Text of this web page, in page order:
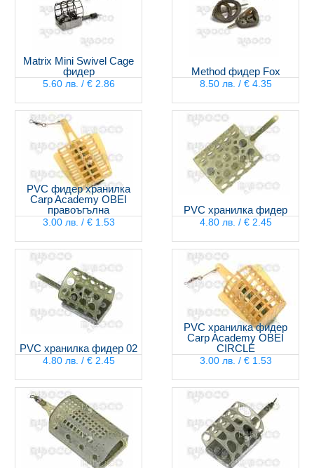
Matrix Mini Swivel Cage
фидер
5.60 лв. / € 2.86
Method фидер Fox
8.50 лв. / € 4.35
PVC фидер хранилка
Carp Academy OBEI
правоъгълна
3.00 лв. / € 1.53
PVC хранилка фидер
4.80 лв. / € 2.45
PVC хранилка фидер 02
4.80 лв. / € 2.45
PVC хранилка фидер
Carp Academy OBEI
CIRCLE
3.00 лв. / € 1.53